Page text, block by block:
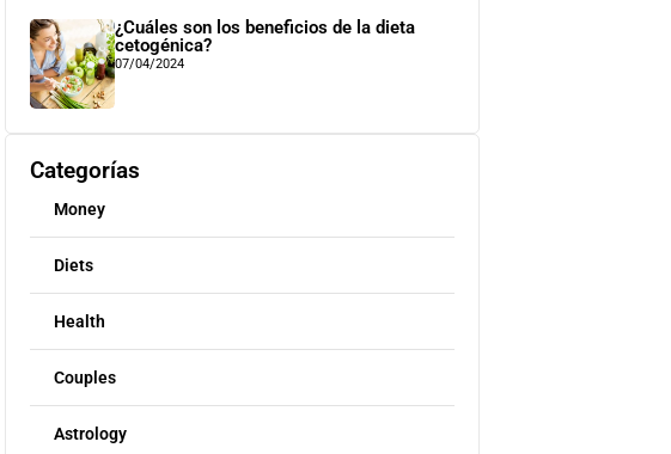
¿Cuáles son los beneficios de la dieta
cetogénica?
07/04/2024
Categorías
Money
Diets
Health
Couples
Astrology